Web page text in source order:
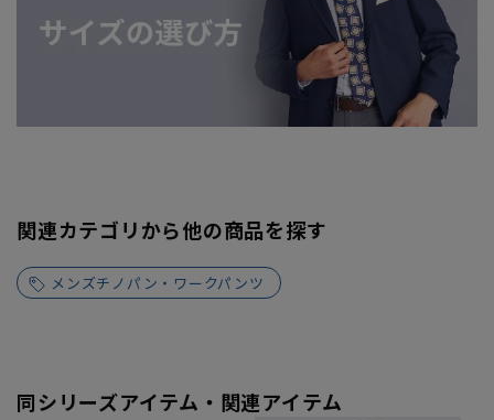
関連カテゴリから他の商品を探す
メンズチノパン・ワークパンツ
同シリーズアイテム・関連アイテム